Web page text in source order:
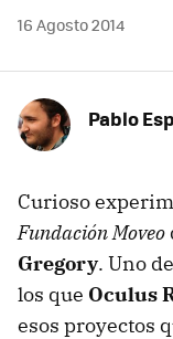
16 Agosto 2014
Pablo
Curioso
Fundación Moveo
Gregory. Uno
los que Oculus
esos proyectos